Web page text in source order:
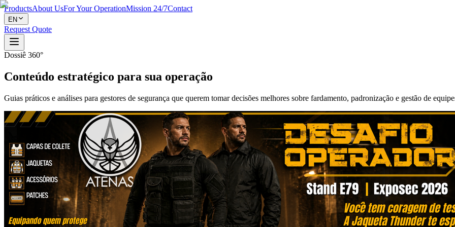
ProductsAbout UsFor Your OperationMission 24/7Contact
EN
Request Quote
Dossiê 360°
Conteúdo estratégico para sua operação
Guias práticos e análises para gestores de segurança que querem tomar decisões melhores sobre fardamento, padronização e gestão de